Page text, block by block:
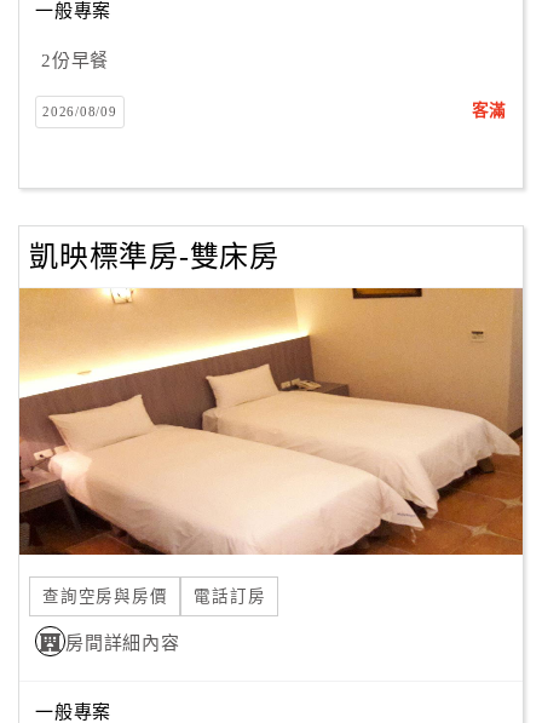
利
訂
房
國
旅
卡
訂
請
款
收
一般專案
2份早餐
2026/08/09 客滿
凱映標準房-雙床房
查詢空房與房價 電話訂房
房間詳細內容
一般專案